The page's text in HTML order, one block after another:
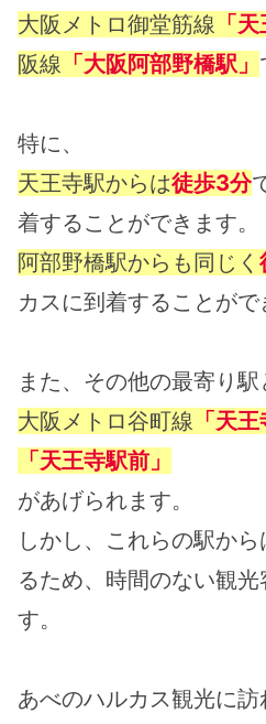
大阪メトロ御堂筋線 「
阪線 「大阪阿部野橋駅」
特に、
天王寺駅からは徒歩3分
着することができます。
阿部野橋駅からも同じく
カスに到着することがで
また、その他の最寄り駅
大阪メトロ谷町線 「天王
「天王寺駅前」
があげられます。
しかし、これらの駅か
るため、時間のない観
す。
あべのハルカス観光に